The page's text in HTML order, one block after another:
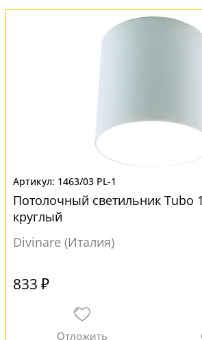
1463/03 PL-1
Потолочный светильник Tubo
круглый
Divinare (Италия)
833 ₽